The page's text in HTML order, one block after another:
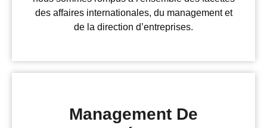
des affaires internationales, du management et
de la direction d’entreprises.
Management De